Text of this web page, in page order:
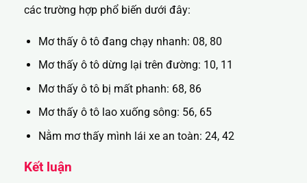
các trường hợp phổ biến dưới đây:
Mơ thấy ô tô đang chạy nhanh: 08, 80
Mơ thấy ô tô dừng lại trên đường: 10, 11
Mơ thấy ô tô bị mất phanh: 68, 86
Mơ thấy ô tô lao xuống sông: 56, 65
Nằm mơ thấy mình lái xe an toàn: 24, 42
Kết luận